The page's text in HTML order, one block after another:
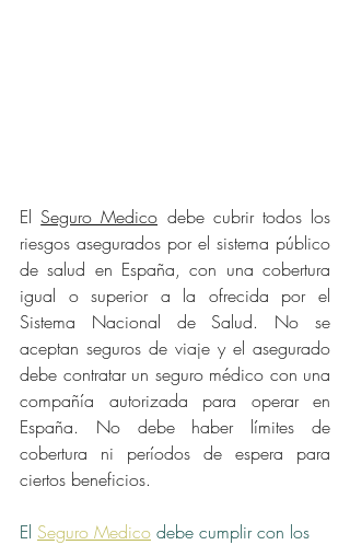
El Seguro Medico debe cubrir todos los
riesgos asegurados por el sistema público
de salud en España, con una cobertura
igual o superior a la ofrecida por el
Sistema Nacional de Salud. No se
aceptan seguros de viaje y el asegurado
debe contratar un seguro médico con una
compañía autorizada para operar en
España. No debe haber límites de
cobertura ni períodos de espera para
ciertos beneficios.
El Seguro Medico debe cumplir con los